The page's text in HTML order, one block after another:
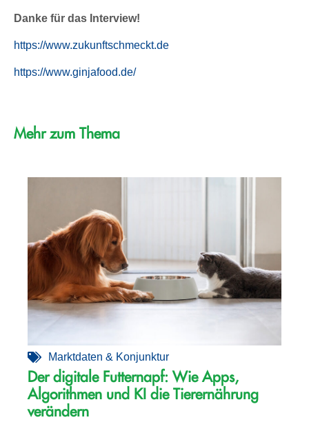
Danke für das Interview!
https://www.zukunftschmeckt.de
https://www.ginjafood.de/
Mehr zum Thema
Marktdaten & Konjunktur
Der digitale Futternapf: Wie Apps,
Algorithmen und KI die Tierernährung
verändern